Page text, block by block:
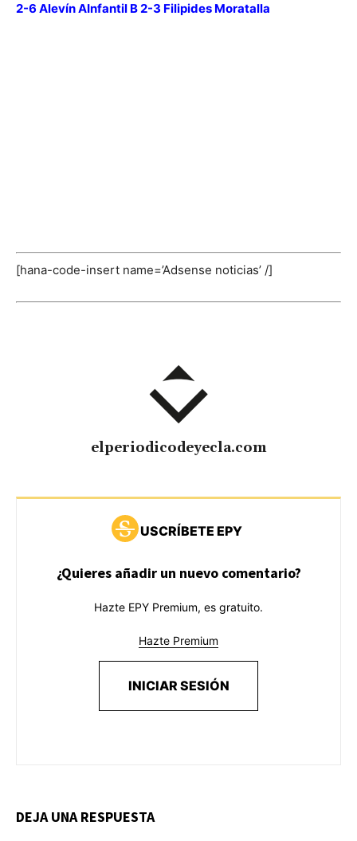
2-6 Alevín AInfantil B 2-3 Filipides Moratalla
[hana-code-insert name=’Adsense noticias’ /]
elperiodicodeyecla.com
USCRÍBETE EPY
¿Quieres añadir un nuevo comentario?
Hazte EPY Premium, es gratuito.
Hazte Premium
INICIAR SESIÓN
DEJA UNA RESPUESTA